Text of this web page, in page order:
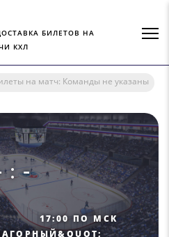
БИЛЕТОВ НА
КХЛ
на матч: Команды не указаны
: -
17:00 ПО МСК